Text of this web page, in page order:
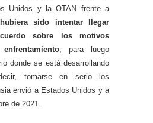
Unidos y la OTAN frente a
sido intentar llegar
sobre los motivos
, para luego
donde se está desarrollando
tomarse en serio los
envió a Estados Unidos y a
de 2021.